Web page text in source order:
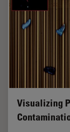
Visualizing